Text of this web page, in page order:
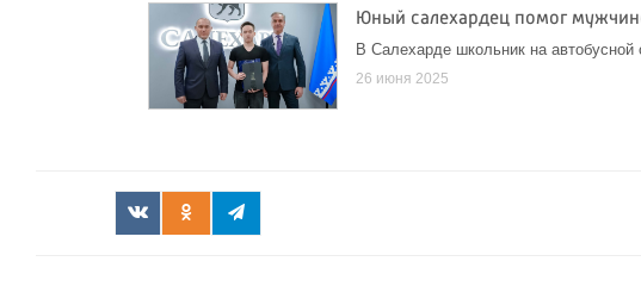
Юный салехардец помог
В Салехарде школьник на автобусной
26 июня 2025